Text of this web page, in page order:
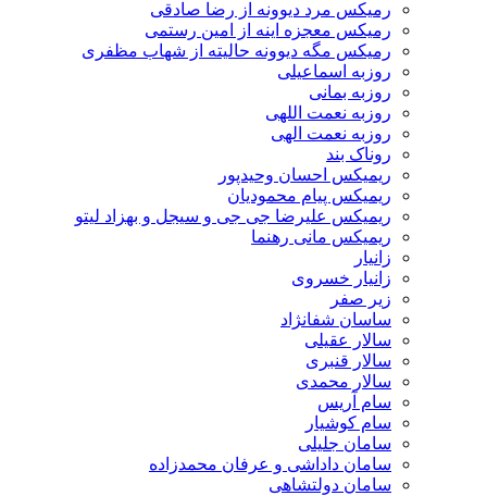
رمیکس مرد دیوونه از رضا صادقی
رمیکس معجزه اینه از امین رستمی
رمیکس مگه دیوونه حالیته از شهاب مظفری
روزبه اسماعیلی
روزبه بمانی
روزبه نعمت اللهی
روزبه نعمت الهی
روناک بند
ریمیکس احسان وحیدپور
ریمیکس پیام محمودیان
ریمیکس علیرضا جی جی و سیجل و بهزاد لیتو
ریمیکس مانی رهنما
زانیار
زانیار خسروی
زیر صفر
ساسان شفانژاد
سالار عقیلی
سالار قنبری
سالار محمدی
سام آریس
سام کوشیار
سامان جلیلی
سامان داداشی و عرفان محمدزاده
سامان دولتشاهی